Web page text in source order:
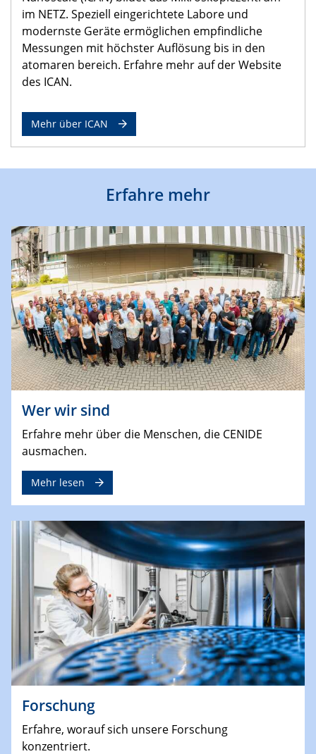
im NETZ. Speziell eingerichtete Labore und
modernste Geräte ermöglichen empfindliche
Messungen mit höchster Auflösung bis in den
atomaren bereich. Erfahre mehr auf der Website
des ICAN.
Mehr über ICAN
Erfahre mehr
Wer wir sind
Erfahre mehr über die Menschen, die CENIDE
ausmachen.
Mehr lesen
Forschung
Erfahre, worauf sich unsere Forschung
konzentriert.